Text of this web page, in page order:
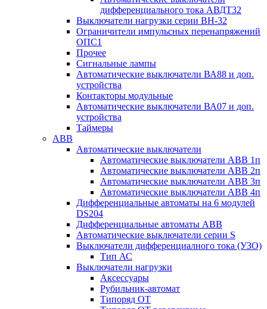
дифференциального тока АВДТ32
Выключатели нагрузки серии ВН-32
Ограничители импульсных перенапряжений
ОПС1
Прочее
Сигнальные лампы
Автоматические выключатели ВА88 и доп.
устройства
Контакторы модульные
Автоматические выключатели ВА07 и доп.
устройства
Таймеры
ABB
Автоматические выключатели
Автоматические выключатели АВВ 1п
Автоматические выключатели АВВ 2п
Автоматические выключатели АВВ 3п
Автоматические выключатели АВВ 4п
Дифференциальные автоматы на 6 модулей
DS204
Дифференциальные автоматы АВВ
Автоматические выключатели серии S
Выключатели дифференциалного тока (УЗО)
Тип АС
Выключатели нагрузки
Аксессуары
Рубильник-автомат
Типоряд ОТ